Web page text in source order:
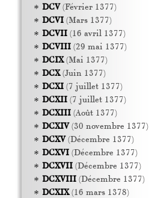
DCV(Février 1377)
DCVI(Mars 1377)
DCVII(16 avril 1377)
DCVIII(29 mai 1377)
DCIX(Mai 1377)
DCX(Juin 1377)
DCXI(7 juillet 1377)
DCXII(7 juillet 1377)
DCXIII(Août 1377)
DCXIV(30 novembre 1377)
DCXV(Décembre 1377)
DCXVI(Décembre 1377)
DCXVII(Décembre 1377)
DCXVIII(Décembre 1377)
DCXIX(16 mars 1378)